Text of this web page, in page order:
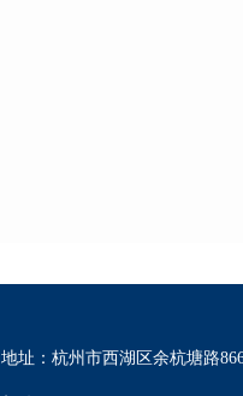
地址：杭州市西湖区余杭塘路